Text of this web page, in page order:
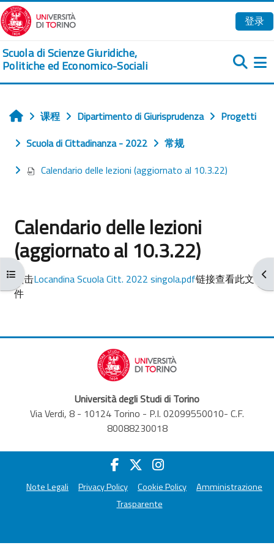
跳到主要内容
登录
Scuola di Scienze Giuridiche,
Politiche ed Economico-Sociali
打开课程索引 打
首页课程 Dipartimento di Giurisprudenza
Progetti
Scuola di Cittadinanza - 2022
常规
Calendario delle lezioni (aggiornato al 10.3.22)
Calendario delle lezioni
(aggiornato al 10.3.22)
完成条件
点击Locandina Scuola Citt. 2022 singola.pdf链接查看此文
件
Università degli Studi di Torino
Via Verdi, 8 - 10124 Torino - P.I. 02099550010- C.F.
80088230018
Note Legali Privacy Policy Cookie Policy
Amministrazione
Trasparente